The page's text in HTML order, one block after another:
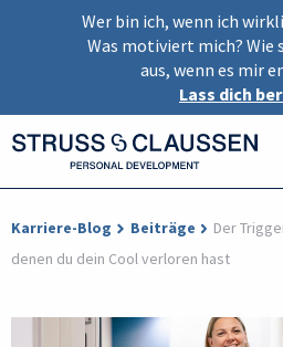
Wer bin ich, wenn ich
Was motiviert mich? Wie
aus, wenn es mir
Lass dich
Karriere-Blog Beiträge
Der
denen du dein Cool verloren hast